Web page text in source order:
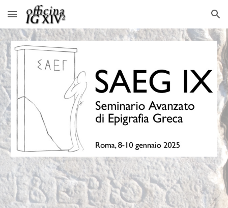
Skip to main content Skip to navigation